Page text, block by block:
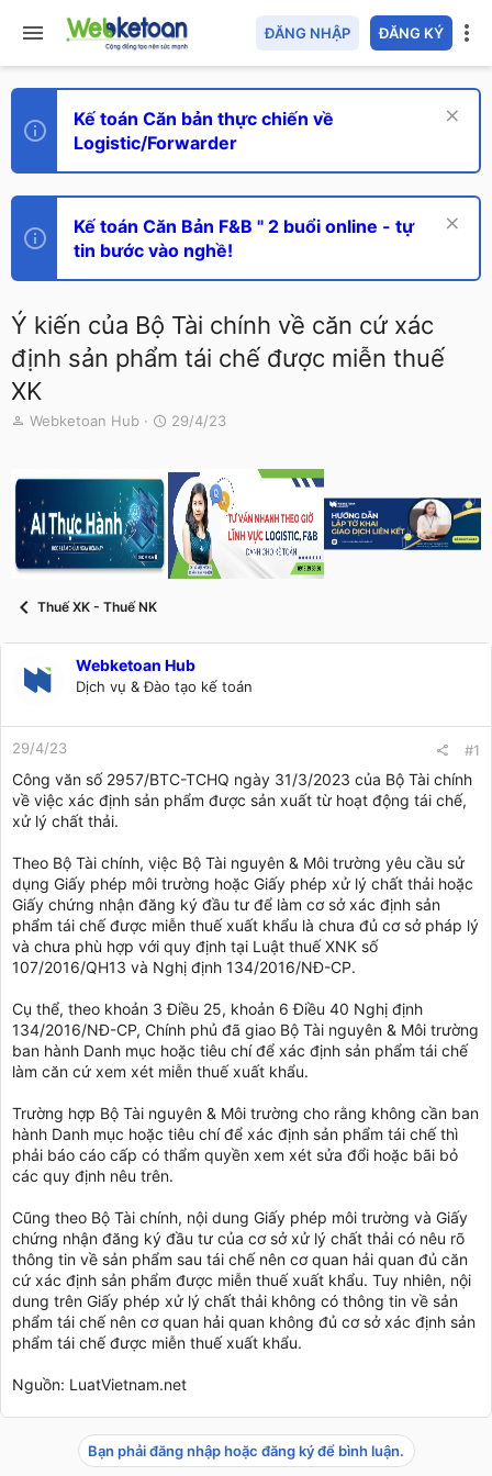
ĐĂNG NHẬP ĐĂNG KÝ
Kế toán Căn bản thực chiến về
Logistic/Forwarder
Kế toán Căn Bản F&B " 2 buổi online - tự
tin bước vào nghề!
Ý kiến của Bộ Tài chính về căn cứ xác
định sản phẩm tái chế được miễn thuế
XK
T
e
a
d
s
a
Webketoan Hub
N
g
ử
29/4/23
Thuế XK - Thuế NK
Webketoan Hub
Dịch vụ & Đào tạo kế toán
29/4/23 #1
Công văn số 2957/BTC-TCHQ ngày 31/3/2023 của Bộ Tài chính
về việc xác định sản phẩm được sản xuất từ hoạt động tái chế,
xử lý chất thải.
Theo Bộ Tài chính, việc Bộ Tài nguyên & Môi trường yêu cầu sử
dụng Giấy phép môi trường hoặc Giấy phép xử lý chất thải hoặc
Giấy chứng nhận đăng ký đầu tư để làm cơ sở xác định sản
phẩm tái chế được miễn thuế xuất khẩu là chưa đủ cơ sở pháp lý
và chưa phù hợp với quy định tại Luật thuế XNK số
107/2016/QH13 và Nghị định 134/2016/NĐ-CP.
Cụ thể, theo khoản 3 Điều 25, khoản 6 Điều 40 Nghị định
134/2016/NĐ-CP, Chính phủ đã giao Bộ Tài nguyên & Môi trường
ban hành Danh mục hoặc tiêu chí để xác định sản phẩm tái chế
làm căn cứ xem xét miễn thuế xuất khẩu.
Trường hợp Bộ Tài nguyên & Môi trường cho rằng không cần ban
hành Danh mục hoặc tiêu chí để xác định sản phẩm tái chế thì
phải báo cáo cấp có thẩm quyền xem xét sửa đổi hoặc bãi bỏ
các quy định nêu trên.
Cũng theo Bộ Tài chính, nội dung Giấy phép môi trường và Giấy
chứng nhận đăng ký đầu tư của cơ sở xử lý chất thải có nêu rõ
thông tin về sản phẩm sau tái chế nên cơ quan hải quan đủ căn
cứ xác định sản phẩm được miễn thuế xuất khẩu. Tuy nhiên, nội
dung trên Giấy phép xử lý chất thải không có thông tin về sản
phẩm tái chế nên cơ quan hải quan không đủ cơ sở xác định sản
phẩm tái chế được miễn thuế xuất khẩu.
Nguồn: LuatVietnam.net
Bạn phải đăng nhập hoặc đăng ký để bình luận.